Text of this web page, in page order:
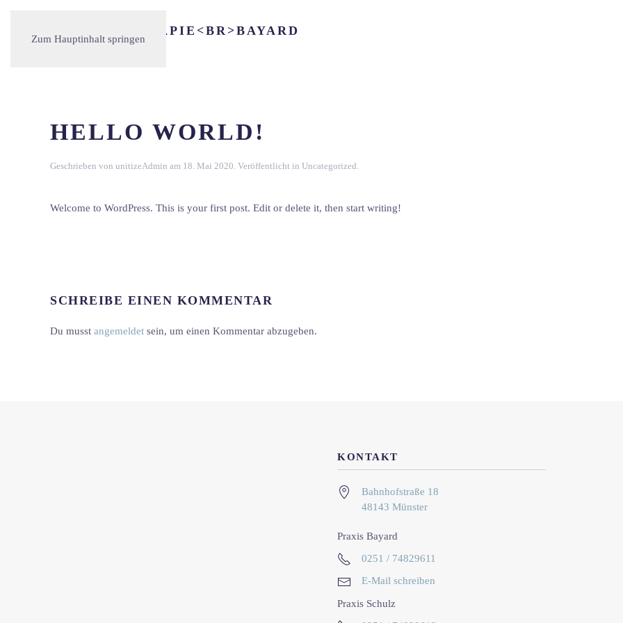
Zum Hauptinhalt springen
HELLO WORLD!
Geschrieben von unitizeAdmin am 18. Mai 2020. Veröffentlicht in Uncategorized.
Welcome to WordPress. This is your first post. Edit or delete it, then start writing!
SCHREIBE EINEN KOMMENTAR
Du musst angemeldet sein, um einen Kommentar abzugeben.
KONTAKT
Bahnhofstraße 18
48143 Münster
Praxis Bayard
0251 / 74829611
E-Mail schreiben
Praxis Schulz